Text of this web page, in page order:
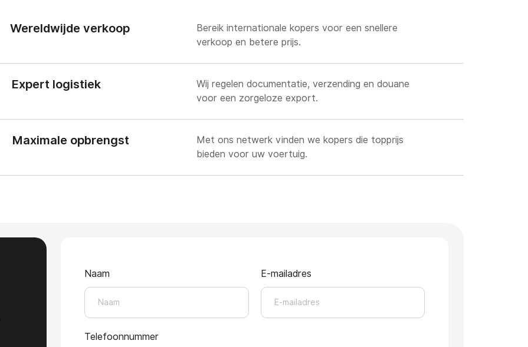
Contact Adres
Mercuriusstraat 48
Openingstijden
Wereldwijde verkoop
Bereik internationale kopers voor een snellere
verkoop en betere prijs.
Expert logistiek
Wij regelen documentatie, verzending en douane
voor een zorgeloze export.
Maximale opbrengst
Met ons netwerk vinden we kopers die topprijs
bieden voor uw voertuig.
Naam E-mailadres
Telefoonnummer